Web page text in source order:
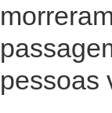
pessoas